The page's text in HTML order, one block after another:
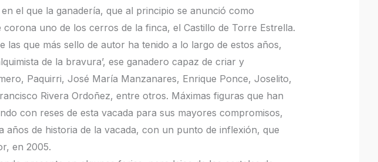
el que la ganadería, que al principio se anunció como
uno de los cerros de la finca, el Castillo de Torre Estrella.
que más sello de autor ha tenido a lo largo de estos años,
de la bravura’, ese ganadero capaz de criar y
Paquirri, José María Manzanares, Enrique Ponce, Joselito,
Rivera Ordoñez, entre otros. Máximas figuras que han
con reses de esta vacada para sus mayores compromisos,
de historia de la vacada, con un punto de inflexión, que
en 2005.